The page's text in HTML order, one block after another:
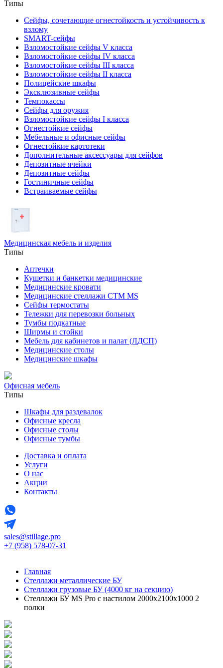
Типы
Сейфы, сочетающие огнестойкость и устойчивость к
взлому
SMART-сейфы
Взломостойкие сейфы V класса
Взломостойкие сейфы IV класса
Взломостойкие сейфы III класса
Взломостойкие сейфы II класса
Полицейские шкафы
Эксклюзивные сейфы
Темпокассы
Сейфы для оружия
Взломостойкие сейфы I класса
Огнестойкие сейфы
Мебельные и офисные сейфы
Огнестойкие картотеки
Дополнительные аксессуары для сейфов
Депозитные ячейки
Депозитные сейфы
Гостиничные сейфы
Встраиваемые сейфы
Медицинская мебель и изделия
Типы
Аптечки
Кушетки и банкетки медицинские
Медицинские кровати
Медицинские стеллажи CTM MS
Сейфы термостаты
Тележки для перевозки больных
Тумбы подкатные
Ширмы и стойки
Мебель для кабинетов и палат (ЛДСП)
Медицинские столы
Медицинские шкафы
Офисная мебель
Типы
Шкафы для раздевалок
Офисные кресла
Офисные столы
Офисные тумбы
Доставка и оплата
Услуги
О нас
Акции
Контакты
sales@stillage.pro
+7 (958) 578-07-31
Главная
Стеллажи металлические БУ
Стеллажи грузовые БУ (4000 кг на секцию)
Стеллажи БУ MS Pro с настилом 2000x2100x1000 2
полки